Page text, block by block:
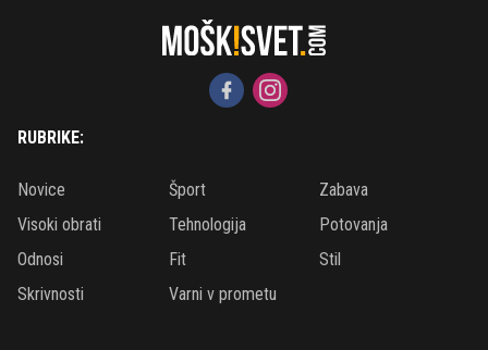
RUBRIKE:
Novice Šport
Zabava
Visoki obrati
Tehnologija
Potovanja
Odnosi
Fit
Stil
Skrivnosti
Varni v prometu